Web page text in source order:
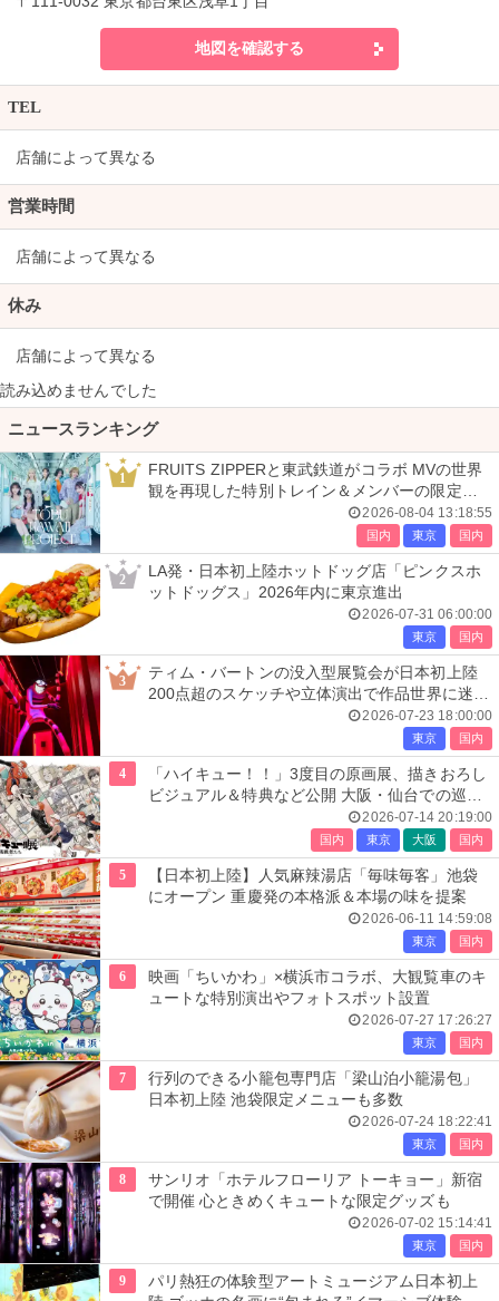
地図を確認する
TEL
店舗によって異なる
営業時間
店舗によって異なる
休み
店舗によって異なる
読み込めませんでした
ニュースランキング
1
FRUITS ZIPPERと東武鉄道がコラボ MVの世界
観を再現した特別トレイン＆メンバーの限定ア
2026-08-04 13:18:55
国内 東京 国内
2
LA発・日本初上陸ホットドッグ店「ピンクスホ
ットドッグス」2026年内に東京進出
2026-07-31 06:00:00
東京 国内
3
ティム・バートンの没入型展覧会が日本初上陸
200点超のスケッチや立体演出で作品世界に迷い
2026-07-23 18:00:00
東京 国内
4
「ハイキュー！！」3度目の原画展、描きおろし
ビジュアル＆特典など公開 大阪・仙台での巡回
2026-07-14 20:19:00
国内 東京 大阪 国内
5
【日本初上陸】人気麻辣湯店「毎味毎客」池袋
にオープン 重慶発の本格派＆本場の味を提案
2026-06-11 14:59:08
東京 国内
6
映画「ちいかわ」×横浜市コラボ、大観覧車のキ
ュートな特別演出やフォトスポット設置
2026-07-27 17:26:27
東京 国内
7
行列のできる小籠包専門店「梁山泊小籠湯包」
日本初上陸 池袋限定メニューも多数
2026-07-24 18:22:41
東京 国内
8
サンリオ「ホテルフローリア トーキョー」新宿
で開催 心ときめくキュートな限定グッズも
2026-07-02 15:14:41
東京 国内
9
パリ熱狂の体験型アートミュージアム日本初上